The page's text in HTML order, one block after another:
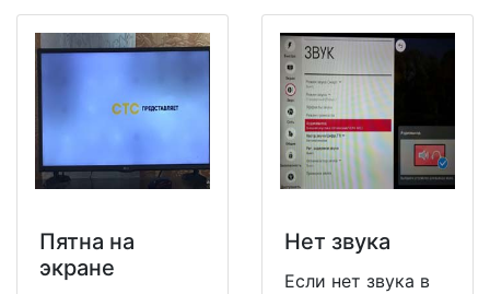
Пятна на
экране
Нет звука
Если нет звука в